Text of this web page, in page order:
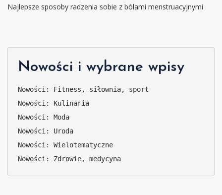
Najlepsze sposoby radzenia sobie z bólami menstruacyjnymi
Nowości i wybrane wpisy
Nowości: Fitness, siłownia, sport
Nowości: Kulinaria
Nowości: Moda
Nowości: Uroda
Nowości: Wielotematyczne
Nowości: Zdrowie, medycyna